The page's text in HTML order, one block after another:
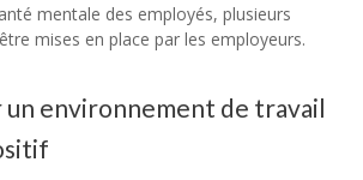
mentale des employés, plusieurs
mises en place par les employeurs.
un environnement de travail